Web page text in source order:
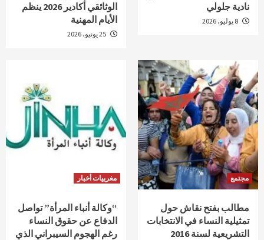
نادية جلولي
الوثائقي أكادير 2026 ينظم
الأيام المهنية
مجتمع
مطالب بفتح نقاش حول
تمثيلية النساء في الانتخابات
التشريعية لسنة 2016
مغربيات أخبار
“وكالة أنباء المرأة” تواصل
الدفاع عن حقوق النساء
رغم الهجوم السيبراني الذي